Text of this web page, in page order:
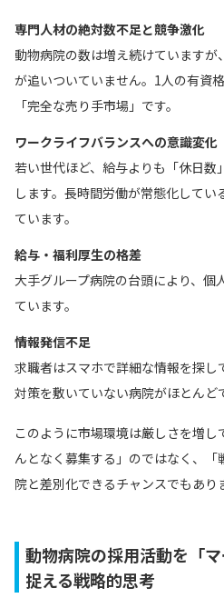
専門人材の絶対数不足と競争激化
動物病院の数は増え続けています
が追いついていません。1人の有資
「完全な売り手市場」です。
ワークライフバランスへの意識変化
若い世代ほど、給与よりも「休日数
します。長時間労働が常態化して
ています。
給与・福利厚生の格差
大手グループ病院の台頭により、個
ています。
情報発信不足
求職者はスマホで詳細な情報を探し
対策を敷いていない病院がほとんど
このように市場環境は厳しさを増
んとなく募集する」のではなく、
院と差別化できるチャンスでもあり
動物病院の採用活動を「
捉える戦略的思考